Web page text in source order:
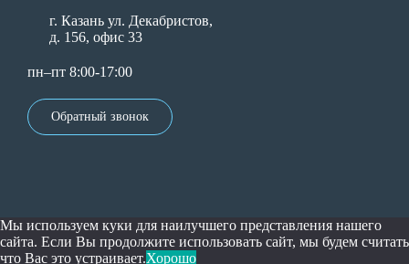
г. Казань ул. Декабристов,
д. 156, офис 33
пн–пт 8:00-17:00
Обратный звонок
Мы используем куки для наилучшего представления нашего
сайта. Если Вы продолжите использовать сайт, мы будем считать
что Вас это устраивает.Хорошо